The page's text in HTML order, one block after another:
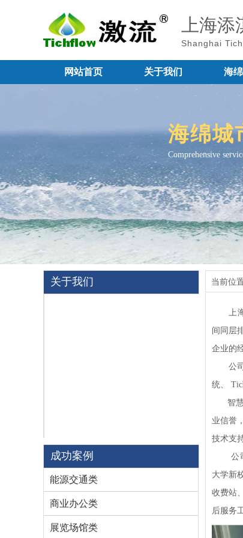
上海
Shanghai
网站首页 关于我们 海
海绵城
Comprehensive
当前位
关于我们
上海
间同层
企业的
公司
统、
智慧
业信誉
技术支
公司
大学新
收费站
后服务
成功案例
能源交通类
商业办公类
展览场馆类